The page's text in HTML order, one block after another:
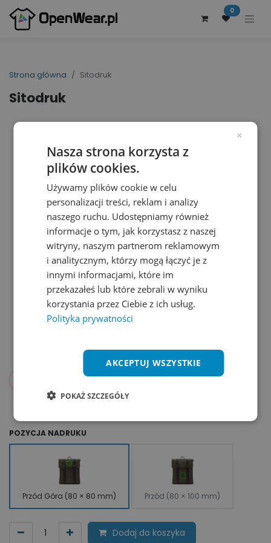
0
Strona główna Sitodruk
Sitodruk
zł
POZYCJA NADRUKU
Przód Góra (80 × 80 mm) Przód (80 × 100 mm)
Dodaj do koszyka
×
Nasza strona korzysta z
plików cookies.
Używamy plików cookie w celu
personalizacji treści, reklam i analizy
naszego ruchu. Udostępniamy również
informacje o tym, jak korzystasz z naszej
witryny, naszym partnerom reklamowym
i analitycznym, którzy mogą łączyć je z
innymi informacjami, które im
przekazałeś lub które zebrali w wyniku
korzystania przez Ciebie z ich usług.
Polityka prywatności
AKCEPTUJ WSZYSTKIE
POKAŻ SZCZEGÓŁY